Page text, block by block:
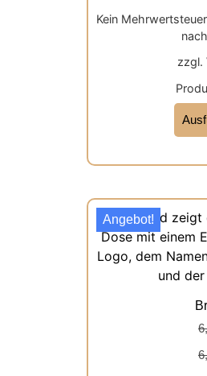
Kein
zzgl.
Angebot!